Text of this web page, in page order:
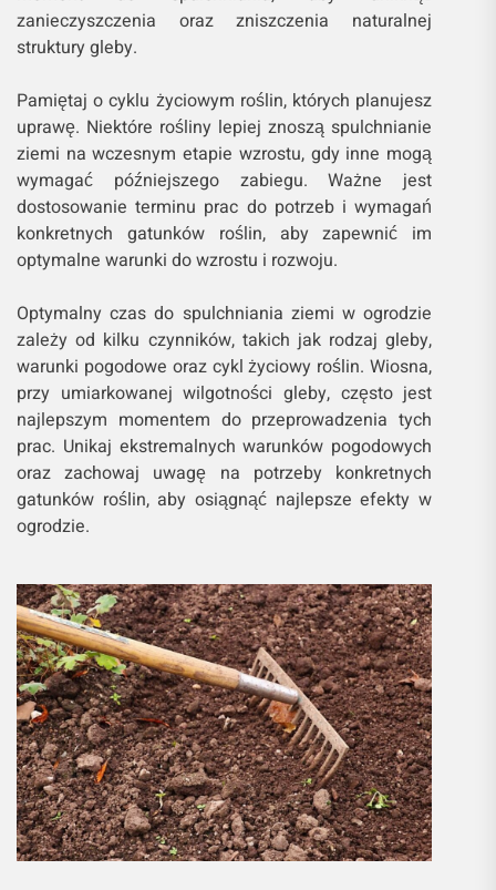
zanieczyszczenia oraz zniszczenia naturalnej
struktury gleby.
Pamiętaj o cyklu życiowym roślin, których planujesz
uprawę. Niektóre rośliny lepiej znoszą spulchnianie
ziemi na wczesnym etapie wzrostu, gdy inne mogą
wymagać późniejszego zabiegu. Ważne jest
dostosowanie terminu prac do potrzeb i wymagań
konkretnych gatunków roślin, aby zapewnić im
optymalne warunki do wzrostu i rozwoju.
Optymalny czas do spulchniania ziemi w ogrodzie
zależy od kilku czynników, takich jak rodzaj gleby,
warunki pogodowe oraz cykl życiowy roślin. Wiosna,
przy umiarkowanej wilgotności gleby, często jest
najlepszym momentem do przeprowadzenia tych
prac. Unikaj ekstremalnych warunków pogodowych
oraz zachowaj uwagę na potrzeby konkretnych
gatunków roślin, aby osiągnąć najlepsze efekty w
ogrodzie.